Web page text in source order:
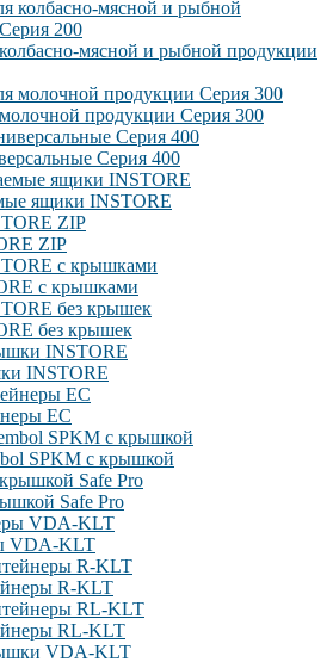
мясной и рыбной продукции
продукции Серия 300
Серия 400
ящики INSTORE
ZIP
с крышками
без крышек
INSTORE
ЕC
SPKM с крышкой
Safe Pro
VDA-KLT
R-KLT
RL-KLT